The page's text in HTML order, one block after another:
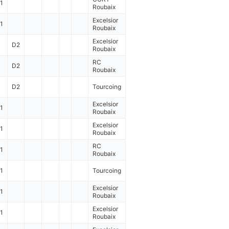
Roubaix
Excelsior
Roubaix
D2
Excelsior
Roubaix
D2
RC
Roubaix
D2 Tourcoing
Excelsior
Roubaix
Excelsior
Roubaix
RC
Roubaix
Tourcoing
Excelsior
Roubaix
Excelsior
Roubaix